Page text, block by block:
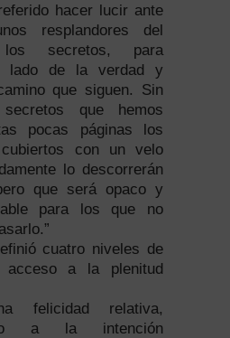
hacer lucir ante
resplandores del
secretos, para
lado de la verdad y
que siguen. Sin
que hemos
pocas páginas los
con un velo
lo descorrerán
que será opaco y
para los que no
cuatro niveles de
a la plenitud
felicidad relativa,
a la intención